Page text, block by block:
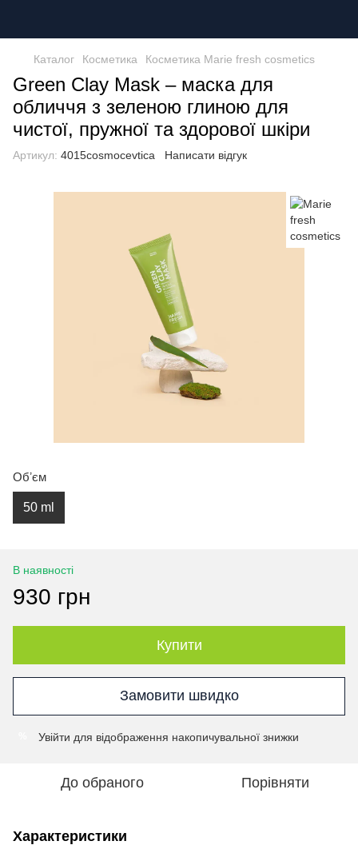
Каталог Косметика Косметика Marie fresh cosmetics
Green Clay Mask – маска для
обличчя з зеленою глиною для
чистої, пружної та здорової шкіри
Артикул: 4015cosmocevtica Написати відгук
Обʼєм
50 ml
В наявності
930 грн
Купити
Замовити швидко
Увійти для відображення накопичувальної знижки
До обраного Порівняти
Характеристики